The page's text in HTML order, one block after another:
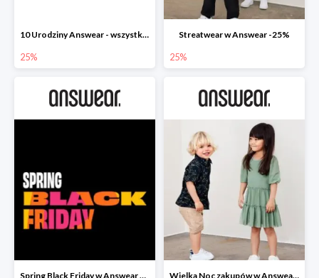
10 Urodziny Answear - wszystko -25%
25%
Streatwear w Answear -25%
25%
Spring Black Friday w Answear do -40% Wielka Noc zakupów w Answear do -30%